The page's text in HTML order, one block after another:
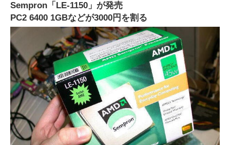
Sempron「LE-1150」が発売
PC2 6400 1GBなどが3000円を割る